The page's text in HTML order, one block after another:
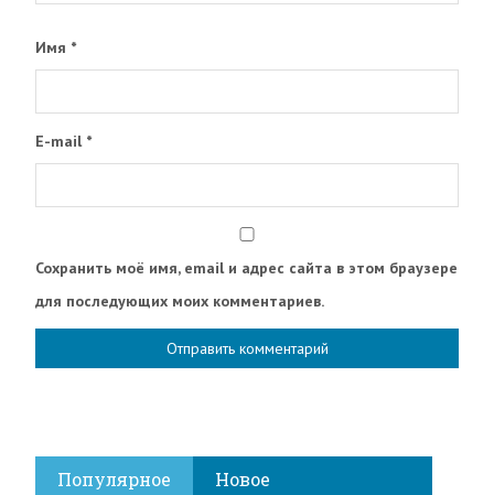
Имя *
E-mail *
Сохранить моё имя, email и адрес сайта в этом браузере
для последующих моих комментариев.
Популярное Новое